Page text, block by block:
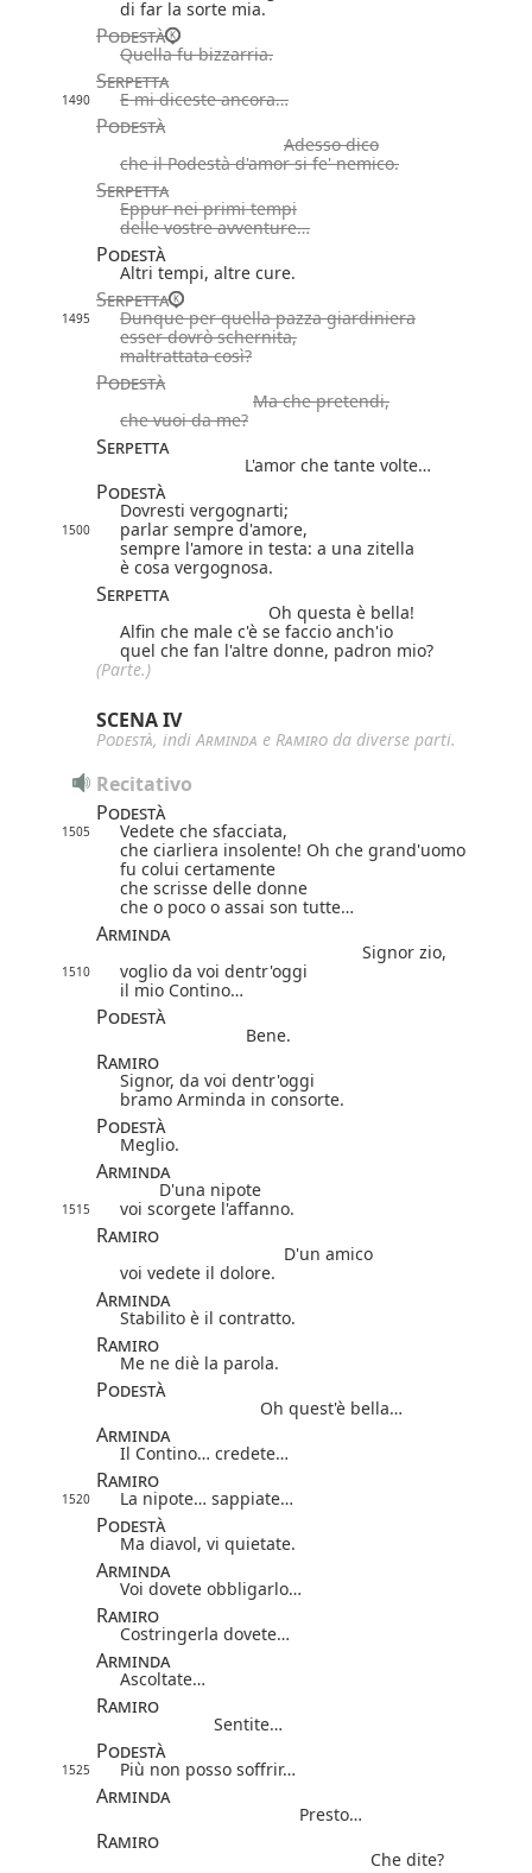
di far la sorte mia.
Podestà
Quella fu bizzarria.
Serpetta
1490 E mi diceste ancora…
Podestà
Adesso dico
che il Podestà d'amor si fe' nemico.
Serpetta
Eppur nei primi tempi
delle vostre avventure…
Podestà
Altri tempi, altre cure.
Serpetta
1495
Dunque per quella pazza giardiniera
esser dovrò schernita,
maltrattata così?
Podestà
Ma che pretendi,
che vuoi da me?
Serpetta
L'amor che tante volte…
Podestà
Dovresti vergognarti;
1500
parlar sempre d'amore,
sempre l'amore in testa: a una zitella
è cosa vergognosa.
Serpetta
Oh questa è bella!
Alfin che male c'è se faccio anch'io
quel che fan l'altre donne, padron mio?
(Parte.)
SCENA IV
Podestà, indiArminda e Ramiro da diverse parti.
Recitativo
Podestà
1505
Vedete che sfacciata,
che ciarliera insolente! Oh che grand'uomo
fu colui certamente
che scrisse delle donne
che o poco o assai son tutte…
Arminda
Signor zio,
1510
voglio da voi dentr'oggi
il mio Contino…
Podestà
Bene.
Ramiro
Signor, da voi dentr'oggi
bramo Arminda in consorte.
Podestà
Meglio.
Arminda
D'una nipote
1515 voi scorgete l'affanno.
Ramiro
D'un amico
voi vedete il dolore.
Arminda
Stabilito è il contratto.
Ramiro
Me ne diè la parola.
Podestà
Oh quest'è bella…
Arminda
Il Contino… credete…
Ramiro
1520 La nipote… sappiate…
Podestà
Ma diavol, vi quietate.
Arminda
Voi dovete obbligarlo…
Ramiro
Costringerla dovete…
Arminda
Ascoltate…
Ramiro
Sentite…
Podestà
1525 Più non posso soffrir…
Arminda
Presto…
Ramiro
Che dite?